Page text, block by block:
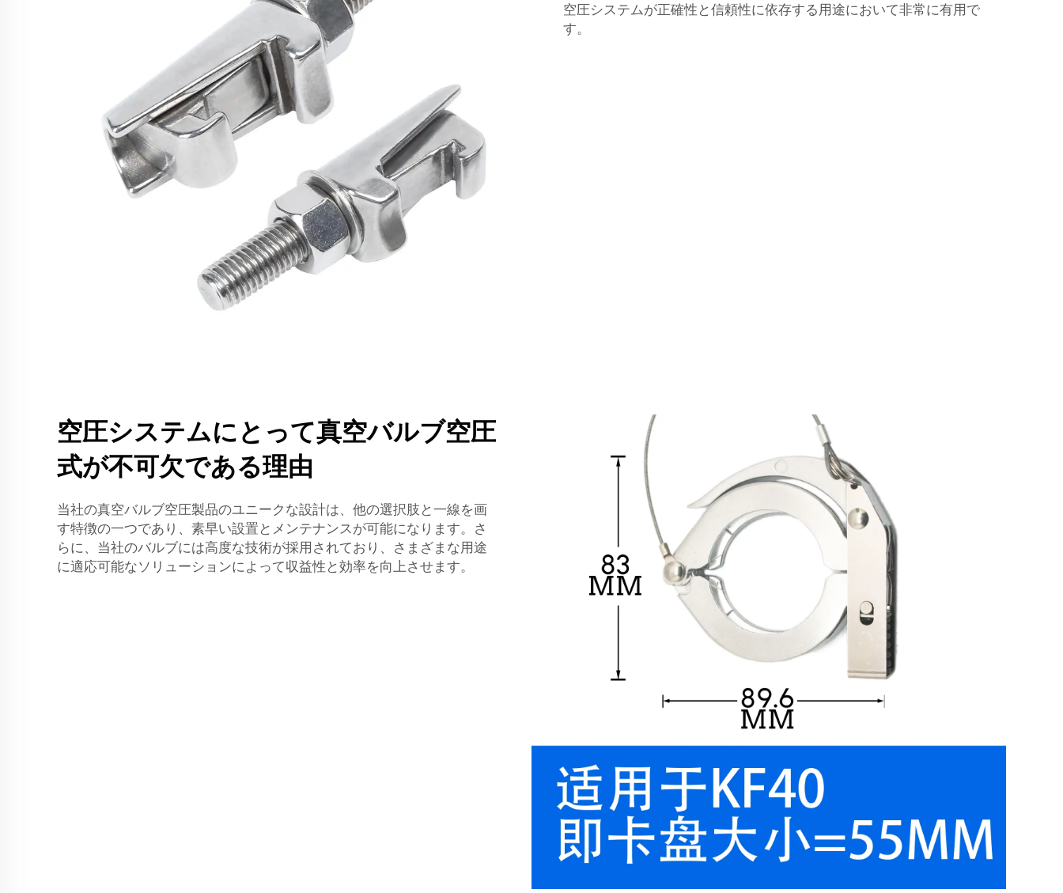
空圧システムが正確性と信頼性に依存する用途において非常に有用で
す。
空圧システムにとって真空バルブ空圧
式が不可欠である理由
当社の真空バルブ空圧製品のユニークな設計は、他の選択肢と一線を画
す特徴の一つであり、素早い設置とメンテナンスが可能になります。さ
らに、当社のバルブには高度な技術が採用されており、さまざまな用途
に適応可能なソリューションによって収益性と効率を向上させます。